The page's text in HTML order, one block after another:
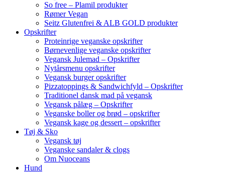
So free – Plamil produkter
Rømer Vegan
Seitz Glutenfrei & ALB GOLD produkter
Opskrifter
Proteinrige veganske opskrifter
Børnevenlige veganske opskrifter
Vegansk Julemad – Opskrifter
Nytårsmenu opskrifter
Vegansk burger opskrifter
Pizzatoppings & Sandwichfyld – Opskrifter
Traditionel dansk mad på vegansk
Vegansk pålæg – Opskrifter
Veganske boller og brød – opskrifter
Vegansk kage og dessert – opskrifter
Tøj & Sko
Vegansk tøj
Veganske sandaler & clogs
Om Nuoceans
Hund